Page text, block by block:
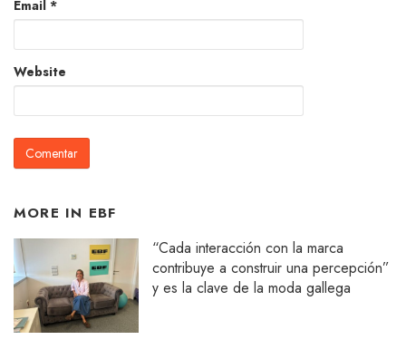
Email *
Website
MORE IN EBF
“Cada interacción con la marca
contribuye a construir una percepción”
y es la clave de la moda gallega